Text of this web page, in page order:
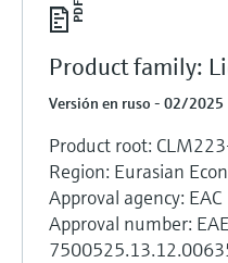
Product family:
Versión en ruso - 02/2025
Product root:
Region: Eurasian
Approval agency: EAC
Approval number: